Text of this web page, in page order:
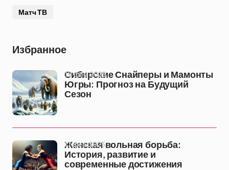
Матч ТВ
Избранное
Сибирские Снайперы и Мамонты
Югры: Прогноз на Будущий
Сезон
19 фев 2025
Женская вольная борьба:
История, развитие и
современные достижения
17 фев 2025